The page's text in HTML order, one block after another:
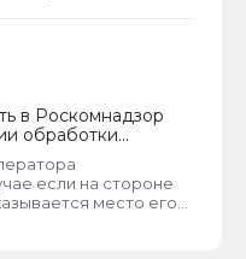
и заметила такую
совпадение
в Роскомнадзор
обработки
если на стороне
место его